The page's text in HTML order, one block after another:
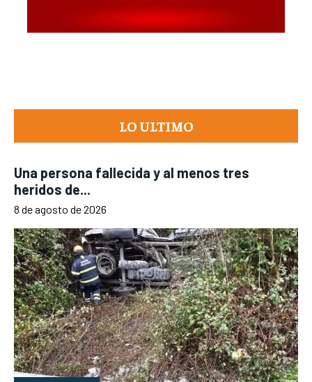
LO ULTIMO
Una persona fallecida y al menos tres
heridos de...
8 de agosto de 2026